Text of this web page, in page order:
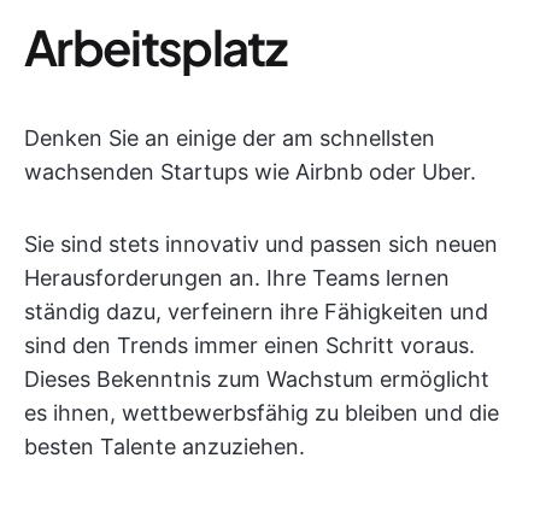
Arbeitsplatz
Denken Sie an einige der am schnellsten
wachsenden Startups wie Airbnb oder Uber.
Sie sind stets innovativ und passen sich neuen
Herausforderungen an. Ihre Teams lernen
ständig dazu, verfeinern ihre Fähigkeiten und
sind den Trends immer einen Schritt voraus.
Dieses Bekenntnis zum Wachstum ermöglicht
es ihnen, wettbewerbsfähig zu bleiben und die
besten Talente anzuziehen.